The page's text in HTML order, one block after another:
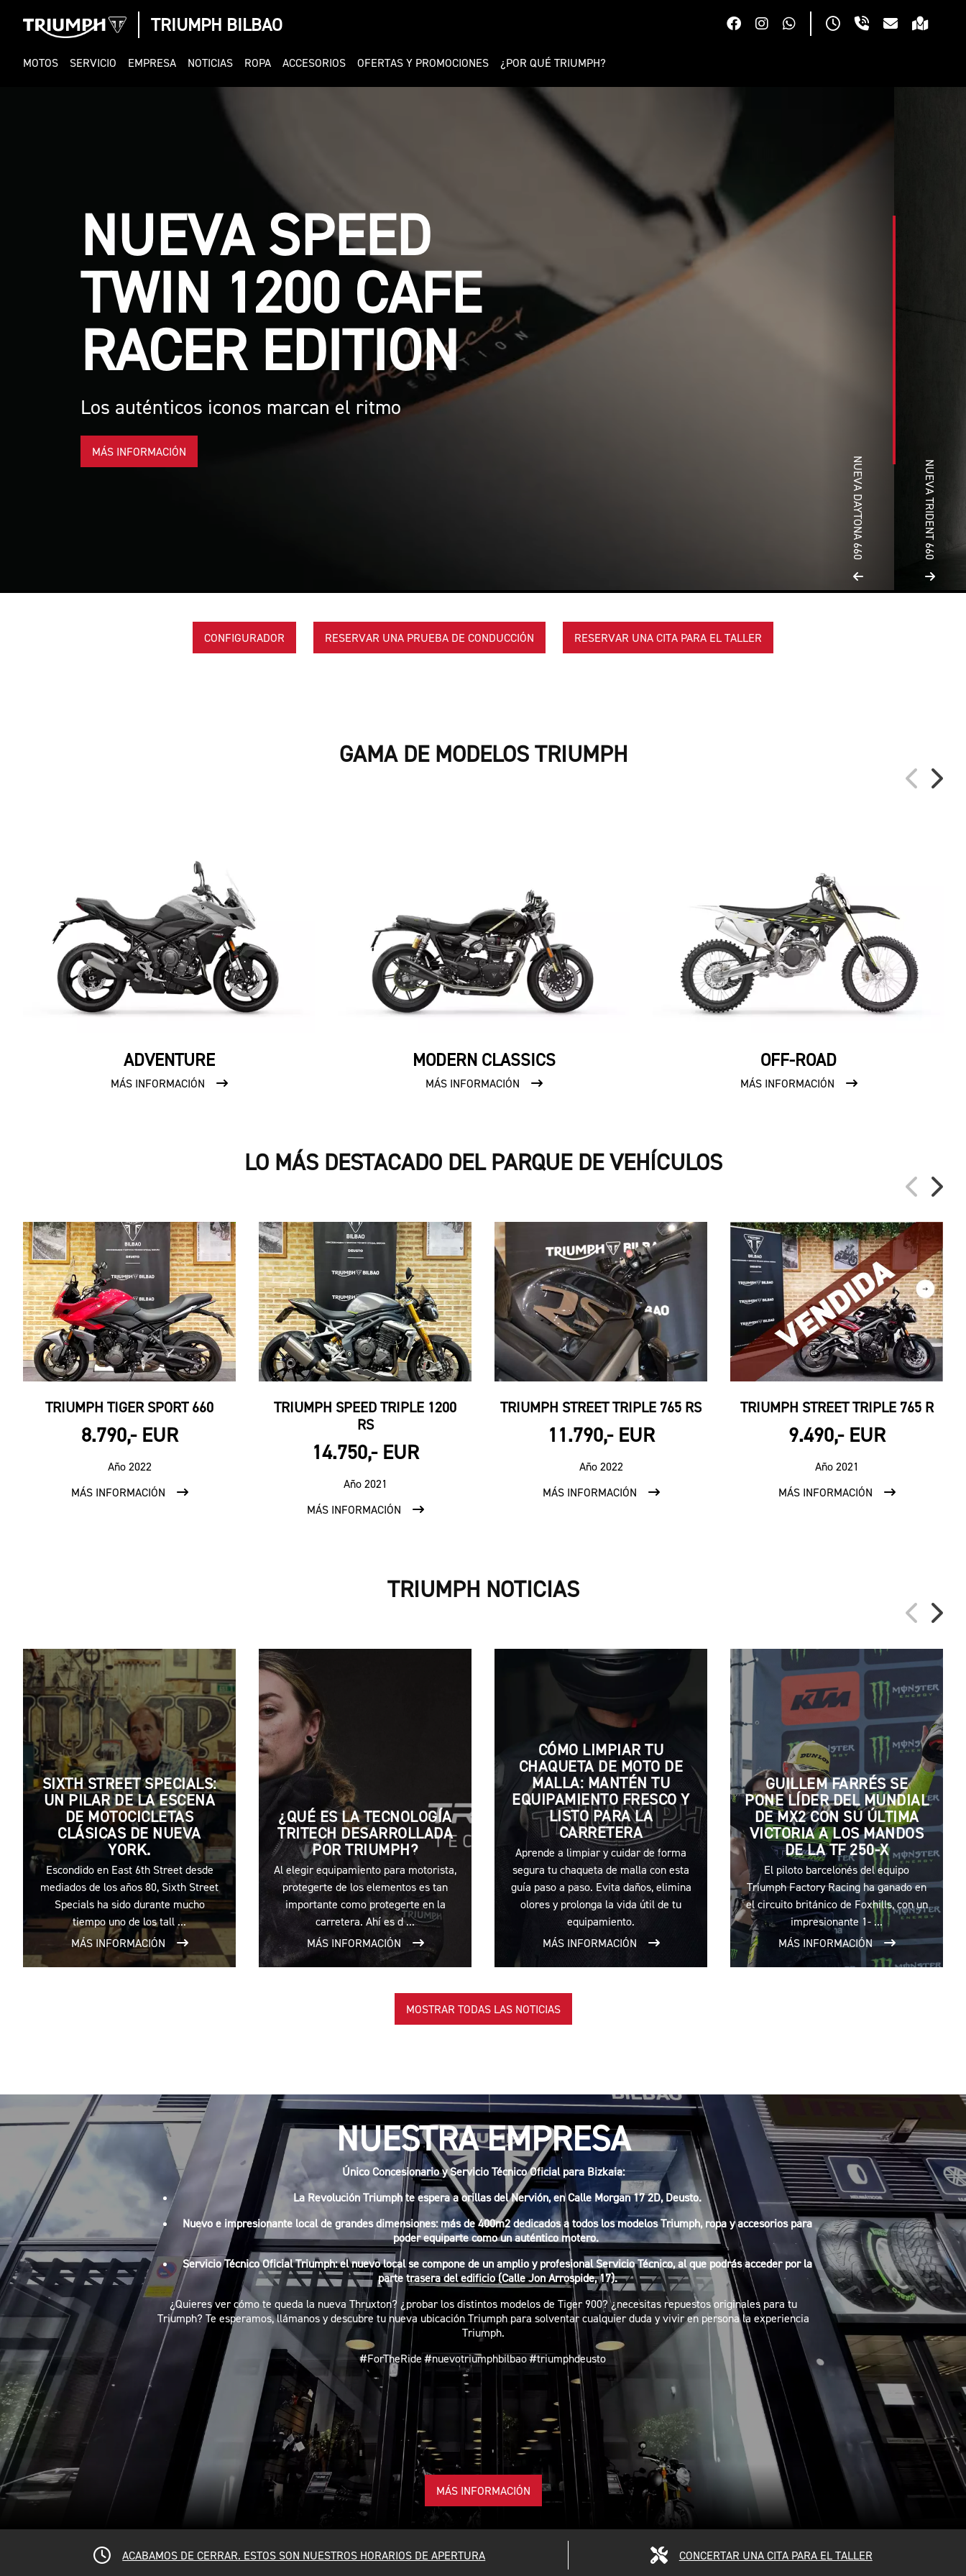
TRIUMPH BILBAO
MOTOS SERVICIO EMPRESA NOTICIAS ROPA ACCESORIOS OFERTAS Y PROMOCIONES ¿POR QUÉ TRIUMPH?
NUEVA TRIDENT
660
Triplica las emociones. Aún más.
MÁS INFORMACIÓN
NUEVA DAYTONA 660 NUEVA TRIDENT 660
CONFIGURADOR RESERVAR UNA PRUEBA DE CONDUCCIÓN RESERVAR UNA CITA PARA EL TALLER
GAMA DE MODELOS TRIUMPH
ADVENTURE
MÁS INFORMACIÓN
MODERN CLASSICS
MÁS INFORMACIÓN
OFF-ROAD
MÁS INFORMACIÓN
LO MÁS DESTACADO DEL PARQUE DE VEHÍCULOS
TRIUMPH TIGER SPORT 660
8.790,- EUR
Año 2022
MÁS INFORMACIÓN
TRIUMPH SPEED TRIPLE 1200
RS
14.750,- EUR
Año 2021
MÁS INFORMACIÓN
TRIUMPH STREET TRIPLE 765 RS
11.790,- EUR
Año 2022
MÁS INFORMACIÓN
TRIUMPH STREET TRIPLE 765 R
9.490,- EUR
Año 2021
MÁS INFORMACIÓN
TRIUMPH NOTICIAS
SIXTH STREET SPECIALS:
UN PILAR DE LA ESCENA
DE MOTOCICLETAS
CLÁSICAS DE NUEVA
YORK.
Escondido en East 6th Street desde
mediados de los años 80, Sixth Street
Specials ha sido durante mucho
tiempo uno de los tall ...
MÁS INFORMACIÓN
¿QUÉ ES LA TECNOLOGÍA
TRITECH DESARROLLADA
POR TRIUMPH?
Al elegir equipamiento para motorista,
protegerte de los elementos es tan
importante como protegerte en la
carretera. Ahí es d ...
MÁS INFORMACIÓN
CÓMO LIMPIAR TU
CHAQUETA DE MOTO DE
MALLA: MANTÉN TU
EQUIPAMIENTO FRESCO Y
LISTO PARA LA
CARRETERA
Aprende a limpiar y cuidar de forma
segura tu chaqueta de malla con esta
guía paso a paso. Evita daños, elimina
olores y prolonga la vida útil de tu
equipamiento.
MÁS INFORMACIÓN
GUILLEM FARRÉS SE
PONE LÍDER DEL MUNDIAL
DE MX2 CON SU ÚLTIMA
VICTORIA A LOS MANDOS
DE LA TF 250-X
El piloto barcelonés del equipo
Triumph Factory Racing ha ganado en
el circuito británico de Foxhills, con un
impresionante 1- ...
MÁS INFORMACIÓN
MOSTRAR TODAS LAS NOTICIAS
NUESTRA EMPRESA
ÚnicoConcesionario y Servicio Técnico Oficial para Bizkaia:
La Revolución Triumph te espera a orillas del Nervión, en Calle Morgan 17 2D, Deusto.
Nuevo e impresionante local de grandes dimensiones: más de 400m2 dedicados a todos los modelos Triumph, ropa y accesorios para
poder equiparte como un auténtico motero.
Servicio Técnico Oficial Triumph: el nuevo local se compone de un amplio y profesional Servicio Técnico, al que podrás acceder por la
parte trasera del edificio (Calle Jon Arrospide, 17).
¿Quieres ver cómo te queda la nueva Thruxton? ¿probar los distintos modelos de Tiger 900? ¿necesitas repuestos originales para tu
Triumph? Te esperamos, llámanos y descubre tu nueva ubicación Triumph para solventar cualquier duda y vivir en persona la experiencia
Triumph.
#ForTheRide #nuevotriumphbilbao #triumphdeusto
MÁS INFORMACIÓN
ACABAMOS DE CERRAR. ESTOS SON NUESTROS HORARIOS DE APERTURA CONCERTAR UNA CITA PARA EL TALLER